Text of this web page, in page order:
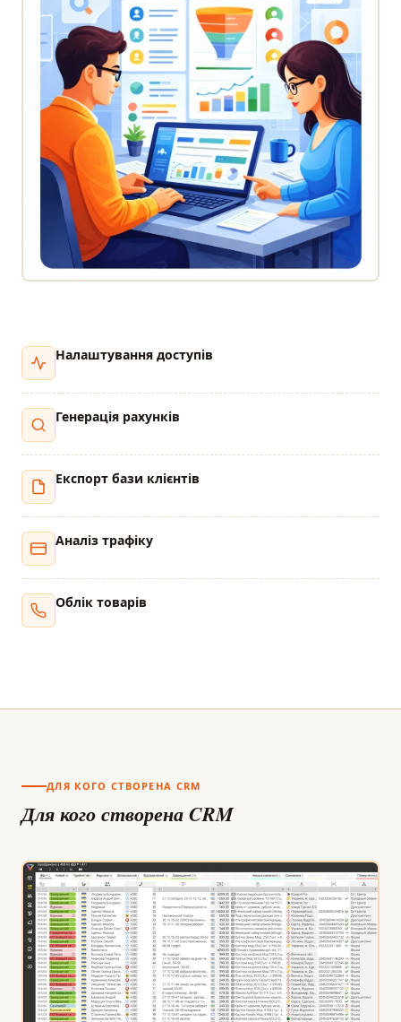
Налаштування доступів
Генерація рахунків
Експорт бази клієнтів
Аналіз трафіку
Облік товарів
ДЛЯ КОГО СТВОРЕНА CRM
Для кого створена CRM